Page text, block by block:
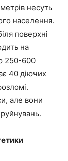
несуть
населення.
поверхні
на
250-600
40 діючих
але вони